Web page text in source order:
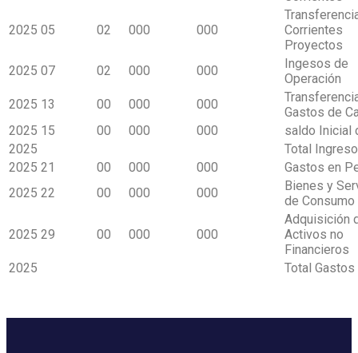
2025 05 02 000 000
Corrientes
Proyectos
2025 07 02 000 000
Ingesos de
Operación
2025 13 00 000 000
Gastos de
2025 15 00 000 000
saldo Inicial
2025
Total
2025 21 00 000 000
Gastos en
2025 22 00 000 000
Bienes y
de Consumo
2025 29 00 000 000
Adquisición
Activos no
Financieros
2025
Total Gastos